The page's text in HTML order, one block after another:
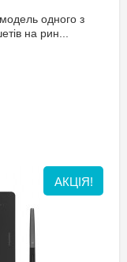
одного з
на рин...
АКЦІЯ!